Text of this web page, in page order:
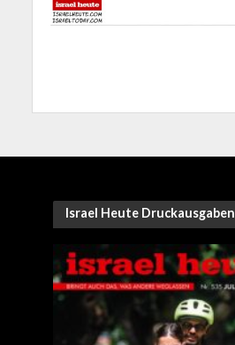
Israel Heute Druckausgaben